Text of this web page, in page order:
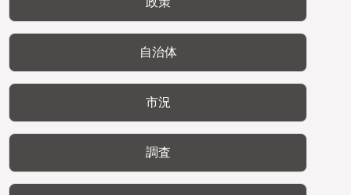
自治体
市況
調査